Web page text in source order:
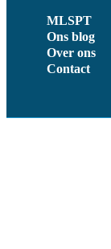
MLSPT
Ons blog
Over ons
Contact